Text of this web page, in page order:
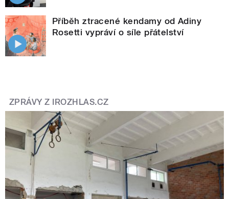
Příběh ztracené kendamy od Adiny
Rosetti vypráví o síle přátelství
ZPRÁVY Z IROZHLAS.CZ